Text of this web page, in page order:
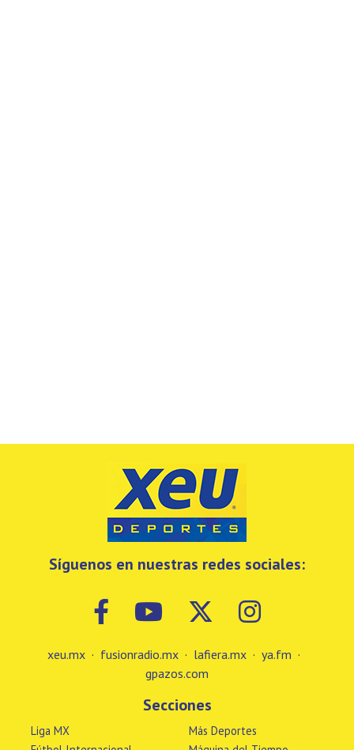
Síguenos en nuestras redes sociales:
xeu.mx · fusionradio.mx · lafiera.mx · ya.fm ·
gpazos.com
Secciones
Liga MX
Más Deportes